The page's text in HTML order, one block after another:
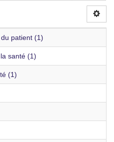
patient (1)
santé (1)
(1)